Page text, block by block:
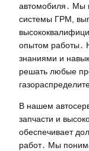
автомобиля․ Мы
системы ГРМ,
опытом работы․
знаниями и
решать любые
В нашем
запчасти и
обеспечивает
работ․ Мы